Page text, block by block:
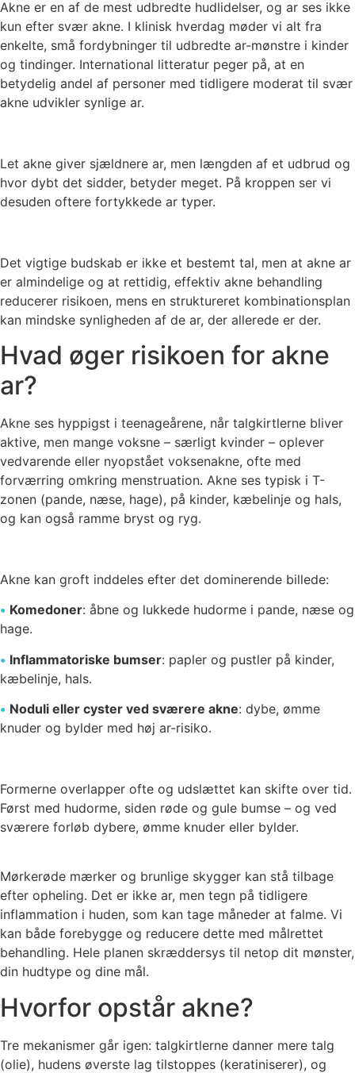
Akne er en af de mest udbredte hudlidelser, og ar ses ikke
kun efter svær akne. I klinisk hverdag møder vi alt fra
enkelte, små fordybninger til udbredte ar-mønstre i kinder
og tindinger. International litteratur peger på, at en
betydelig andel af personer med tidligere moderat til svær
akne udvikler synlige ar.
Let akne giver sjældnere ar, men længden af et udbrud og
hvor dybt det sidder, betyder meget. På kroppen ser vi
desuden oftere fortykkede ar typer.
Det vigtige budskab er ikke et bestemt tal, men at akne ar
er almindelige og at rettidig, effektiv akne behandling
reducerer risikoen, mens en struktureret kombinationsplan
kan mindske synligheden af de ar, der allerede er der.
Hvad øger risikoen for akne
ar?
Akne ses hyppigst i teenageårene, når talgkirtlerne bliver
aktive, men mange voksne – særligt kvinder – oplever
vedvarende eller nyopstået voksenakne, ofte med
forværring omkring menstruation. Akne ses typisk i T-
zonen (pande, næse, hage), på kinder, kæbelinje og hals,
og kan også ramme bryst og ryg.
Akne kan groft inddeles efter det dominerende billede:
• Komedoner: åbne og lukkede hudorme i pande, næse og
hage.
• Inflammatoriske bumser: papler og pustler på kinder,
kæbelinje, hals.
• Noduli eller cyster ved sværere akne: dybe, ømme
knuder og bylder med høj ar-risiko.
Formerne overlapper ofte og udslættet kan skifte over tid.
Først med hudorme, siden røde og gule bumse – og ved
sværere forløb dybere, ømme knuder eller bylder.
Mørkerøde mærker og brunlige skygger kan stå tilbage
efter opheling. Det er ikke ar, men tegn på tidligere
inflammation i huden, som kan tage måneder at falme. Vi
kan både forebygge og reducere dette med målrettet
behandling. Hele planen skræddersys til netop dit mønster,
din hudtype og dine mål.
Hvorfor opstår akne?
Tre mekanismer går igen: talgkirtlerne danner mere talg
(olie), hudens øverste lag tilstoppes (keratiniserer), og